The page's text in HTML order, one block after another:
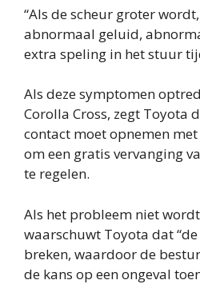
“Als de scheur groter
abnormaal geluid,
extra speling in het stuur
Als deze symptomen
Corolla Cross, zegt Toyota
contact moet opnemen
om een ​​gratis vervanging
te regelen.
Als het probleem niet
waarschuwt Toyota dat
breken, waardoor de
de kans op een ongeval